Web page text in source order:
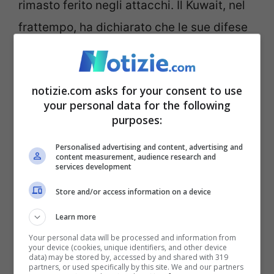
rimasto ferito negli attacchi. Il Kuwait, nel
frattempo, ha dichiarato che le sue difese
aeree hanno aperto il fuoco nelle prime ore
di lunedì mattina per intercettare i missili e
i droni in arrivo. Le Guardie rivoluzionarie
iraniane, in una dichiarazione diffusa
affermato che le forze statunitensi hanno
preso di mira una torre di
telecomunicazioni.
Il Kuwait ospita il Comando centrale
dell’Esercito degli Stati Uniti. La
notizie.com asks for your consent to use
your personal data for the following
purposes:
Personalised advertising and content, advertising and
content measurement, audience research and
services development
Store and/or access information on a device
Learn more
Your personal data will be processed and information from
your device (cookies, unique identifiers, and other device
data) may be stored by, accessed by and shared with 319
partners, or used specifically by this site. We and our partners